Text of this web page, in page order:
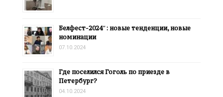
Белфест-2024″: новые тенденции, новые
номинации
07.10.2024
Где поселился Гоголь по приезде в
Петербург?
04.10.2024